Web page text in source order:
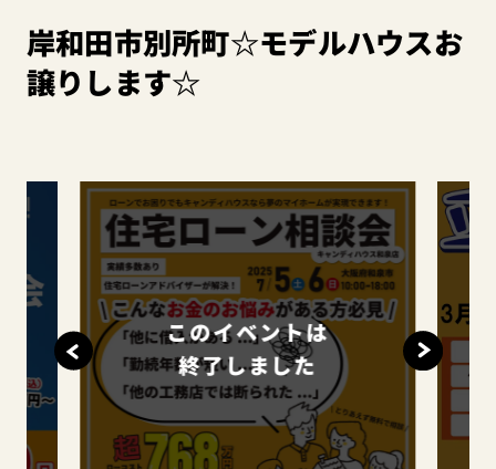
岸和田市別所町☆モデルハウスお
譲りします☆
このイベントは
終了しました